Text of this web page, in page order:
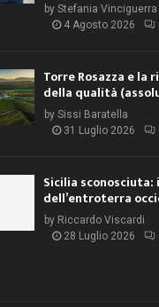
by Stefania Vinciguerra
4 Agosto 2026
Torre Rosazza e la
della qualità
by Sissi Baratella
31 Luglio 2026
Sicilia sconosciuta:
dell’entroterra
by Riccardo Viscardi
28 Luglio 2026